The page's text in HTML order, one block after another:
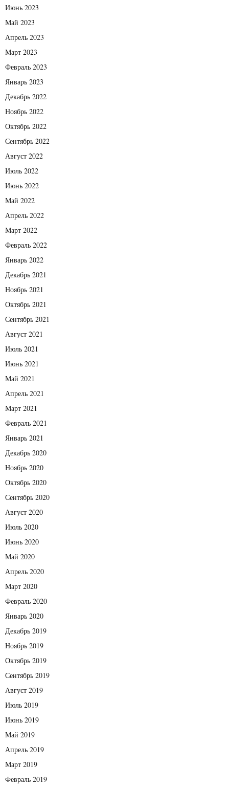
Июнь 2023
Май 2023
Апрель 2023
Март 2023
Февраль 2023
Январь 2023
Декабрь 2022
Ноябрь 2022
Октябрь 2022
Сентябрь 2022
Август 2022
Июль 2022
Июнь 2022
Май 2022
Апрель 2022
Март 2022
Февраль 2022
Январь 2022
Декабрь 2021
Ноябрь 2021
Октябрь 2021
Сентябрь 2021
Август 2021
Июль 2021
Июнь 2021
Май 2021
Апрель 2021
Март 2021
Февраль 2021
Январь 2021
Декабрь 2020
Ноябрь 2020
Октябрь 2020
Сентябрь 2020
Август 2020
Июль 2020
Июнь 2020
Май 2020
Апрель 2020
Март 2020
Февраль 2020
Январь 2020
Декабрь 2019
Ноябрь 2019
Октябрь 2019
Сентябрь 2019
Август 2019
Июль 2019
Июнь 2019
Май 2019
Апрель 2019
Март 2019
Февраль 2019